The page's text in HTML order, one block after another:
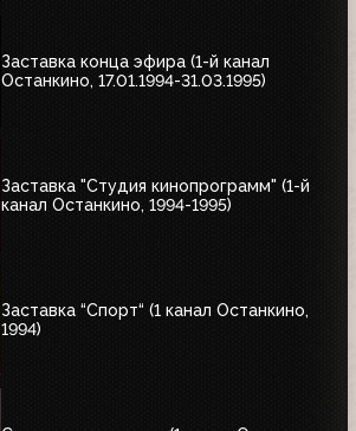
Заставка конца эфира (1-й канал
Останкино, 17.01.1994-31.03.1995)
Заставка "Студия кинопрограмм" (1-й
канал Останкино, 1994-1995)
Заставка “Спорт“ (1 канал Останкино,
1994)